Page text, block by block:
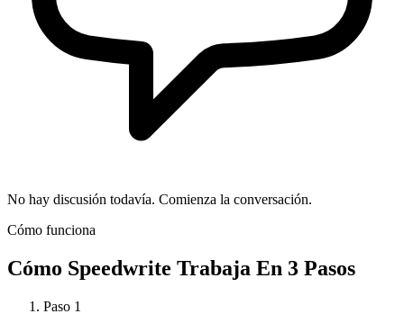
No hay discusión todavía. Comienza la conversación.
Cómo funciona
Cómo Speedwrite Trabaja En 3 Pasos
Paso 1